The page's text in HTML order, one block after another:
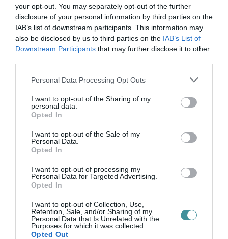
your opt-out. You may separately opt-out of the further
disclosure of your personal information by third parties on the
IAB’s list of downstream participants. This information may
also be disclosed by us to third parties on the IAB’s List of
Downstream Participants that may further disclose it to other
Please note that this website/app uses one or more Google
not limited to your visit or usage behaviour. You may click to
grant or deny consent to Google and its third-party tags to
use your data for below specified purposes in below Google
consent section.
Personal Data Processing Opt Outs
I want to opt-out of the Sharing of my
personal data.
Opted In
I want to opt-out of the Sale of my
Personal Data.
Opted In
I want to opt-out of processing my
Personal Data for Targeted Advertising.
Opted In
I want to opt-out of Collection, Use,
Retention, Sale, and/or Sharing of my
Personal Data that Is Unrelated with the
Purposes for which it was collected.
Opted Out
Beszélgetőtársuk: Vass Judit
Jegyek:
1 700 Ft és 2 000 Ft
A jegyek elővételben megvásárolhatók a Bródy
Sándor Könyvtár olvasószolgálatánál.
A programok helyszíne: Bródy Sándor
Könyvtár, Bródy Szalon – Eger, Kossuth Lajos
Ne maradjon le a legfrissebb hírekről, kövessen
bennünket az EGRI ÜGYEK Google Hírek oldalán!